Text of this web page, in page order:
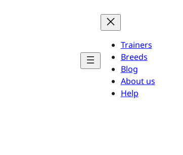
Trainers
Breeds
Blog
About us
Help